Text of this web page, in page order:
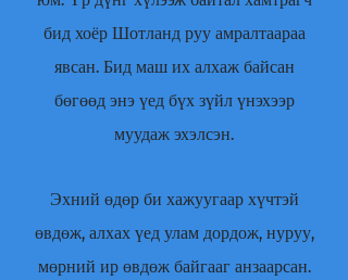
бид хоёр Шотланд руу амралтаараа
явсан. Бид маш их алхаж байсан
бөгөөд энэ үед бүх зүйл үнэхээр
муудаж эхэлсэн.
Эхний өдөр би хажуугаар хүчтэй
өвдөж, алхах үед улам дордож, нуруу,
мөрний ир өвдөж байгааг анзаарсан.